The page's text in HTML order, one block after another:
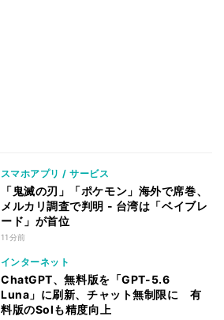
スマホアプリ / サービス
「鬼滅の刃」「ポケモン」海外で席巻、
メルカリ調査で判明 - 台湾は「ベイブレ
ード」が首位
11分前
インターネット
ChatGPT、無料版を「GPT-5.6
Luna」に刷新、チャット無制限に 有
料版のSolも精度向上